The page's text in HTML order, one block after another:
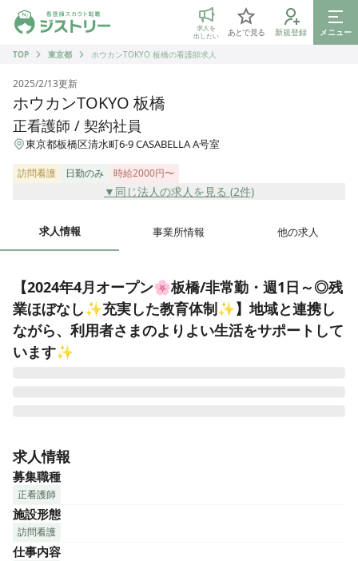
ジストリー 看護師の転職マッチング
求人を
出したい
あとで見る 新規登録
メニュー
TOP
東京都 ホウカンTOKYO 板橋の看護師求人
2025/2/13更新
ホウカンTOKYO 板橋
正看護師 / 契約社員
東京都板橋区清水町6-9 CASABELLA A号室
訪問看護 日勤のみ 時給2000円〜
▼同じ法人の求人を見る (2件)
求人情報 事業所情報 他の求人
【2024年4月オープン🌸板橋/非常勤・週1日～◎残
業ほぼなし✨充実した教育体制✨】地域と連携し
ながら、利用者さまのよりよい生活をサポートして
います✨
めに
私たち「ホウカンTOKYO」は、医療のプロフェッショナルと
して、自宅や施設にてご療養中の方をはじめ、ご家族やかか
わりのある皆様のよりよい生活を常に考えサポートしていき
ます。
◆様々な医療ニーズ・リハビリニーズへの対応と、地域と医
療の連携を強化しています。
求人情報
募集職種
正看護師
施設形態
訪問看護
仕事内容